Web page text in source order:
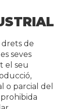
drets de
seves
el seu
o parcial del